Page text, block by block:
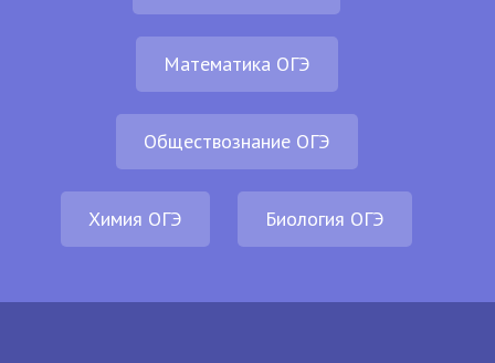
Математика ОГЭ
Обществознание ОГЭ
Химия ОГЭ Биология ОГЭ